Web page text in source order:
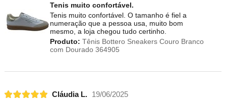
Tenis muito confortável.
Tenis muito confortável. O tamanho é fiel a
numeração que a pessoa usa, muito bom
mesmo, a loja chegou tudo certinho.
Produto: Tênis Bottero Sneakers Couro Branco
com Dourado 364905
Cláudia L.
19/06/2025